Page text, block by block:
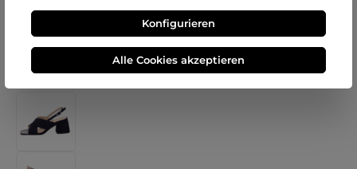
Konfigurieren
Alle Cookies akzeptieren